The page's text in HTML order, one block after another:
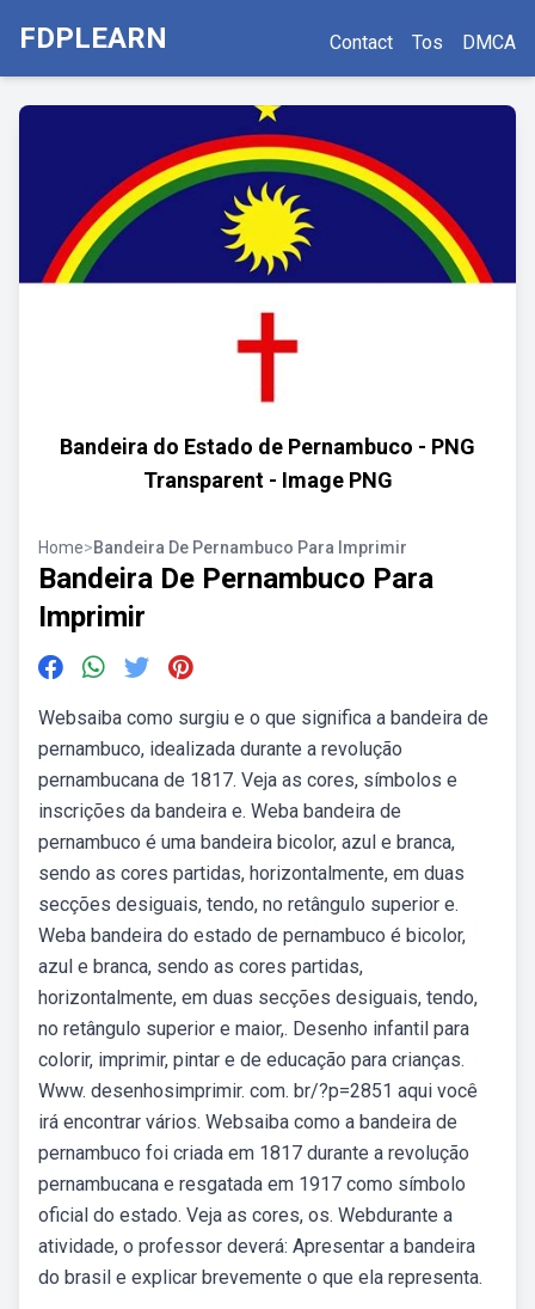
FDPLEARN Contact Tos DMCA
Bandeira do Estado de Pernambuco - PNG
Transparent - Image PNG
Home>Bandeira De Pernambuco Para Imprimir
Bandeira De Pernambuco Para
Imprimir
Websaiba como surgiu e o que significa a bandeira de
pernambuco, idealizada durante a revolução
pernambucana de 1817. Veja as cores, símbolos e
inscrições da bandeira e. Weba bandeira de
pernambuco é uma bandeira bicolor, azul e branca,
sendo as cores partidas, horizontalmente, em duas
secções desiguais, tendo, no retângulo superior e.
Weba bandeira do estado de pernambuco é bicolor,
azul e branca, sendo as cores partidas,
horizontalmente, em duas secções desiguais, tendo,
no retângulo superior e maior,. Desenho infantil para
colorir, imprimir, pintar e de educação para crianças.
Www. desenhosimprimir. com. br/?p=2851 aqui você
irá encontrar vários. Websaiba como a bandeira de
pernambuco foi criada em 1817 durante a revolução
pernambucana e resgatada em 1917 como símbolo
oficial do estado. Veja as cores, os. Webdurante a
atividade, o professor deverá: Apresentar a bandeira
do brasil e explicar brevemente o que ela representa.